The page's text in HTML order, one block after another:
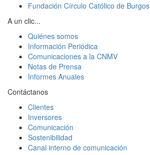
Fundación Círculo Católico de Burgos
A un clic...
Quiénes somos
Información Periódica
Comunicaciones a la CNMV
Notas de Prensa
Informes Anuales
Contáctanos
Clientes
Inversores
Comunicación
Sostenibilidad
Canal interno de comunicación